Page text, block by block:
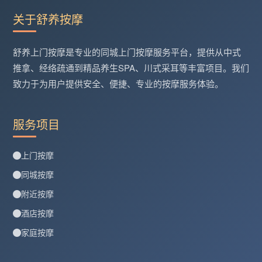
关于舒养按摩
舒养上门按摩是专业的同城上门按摩服务平台，提供从中式
推拿、经络疏通到精品养生SPA、川式采耳等丰富项目。我们
致力于为用户提供安全、便捷、专业的按摩服务体验。
服务项目
上门按摩
同城按摩
附近按摩
酒店按摩
家庭按摩